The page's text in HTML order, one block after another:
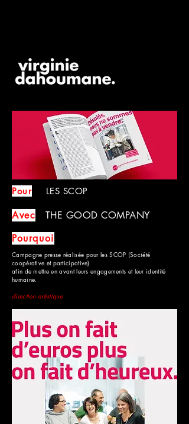
Pour LES SCOP
Avec
THE GOOD COMPANY
Pourquoi
Campagne presse réalisée pour les SCOP (Société
coopérative et participative)
afin de mettre en avant leurs engagements et leur identité
humaine.
direction artistique